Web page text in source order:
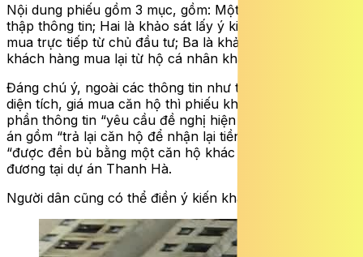
Nội dung phiếu gồm 3 mục, gồm: Một là người được thu
thập thông tin; Hai là khảo sát lấy ý kiến của khách hàng
mua trực tiếp từ chủ đầu tư; Ba là khảo sát ý kiến của
khách hàng mua lại từ hộ cá nhân khác.
Đáng chú ý, ngoài các thông tin như thông tin căn hộ,
diện tích, giá mua căn hộ thì phiếu khảo sát có thêm
phần thông tin “yêu cầu đề nghị hiện nay
án gồm “trả lại căn hộ để nhận lại tiền đã mua” và
“được đền bù bằng một căn hộ khác có giá trị tương
đương tại dự án Thanh Hà.
Người dân cũng có thể điền ý kiến khác nếu có.